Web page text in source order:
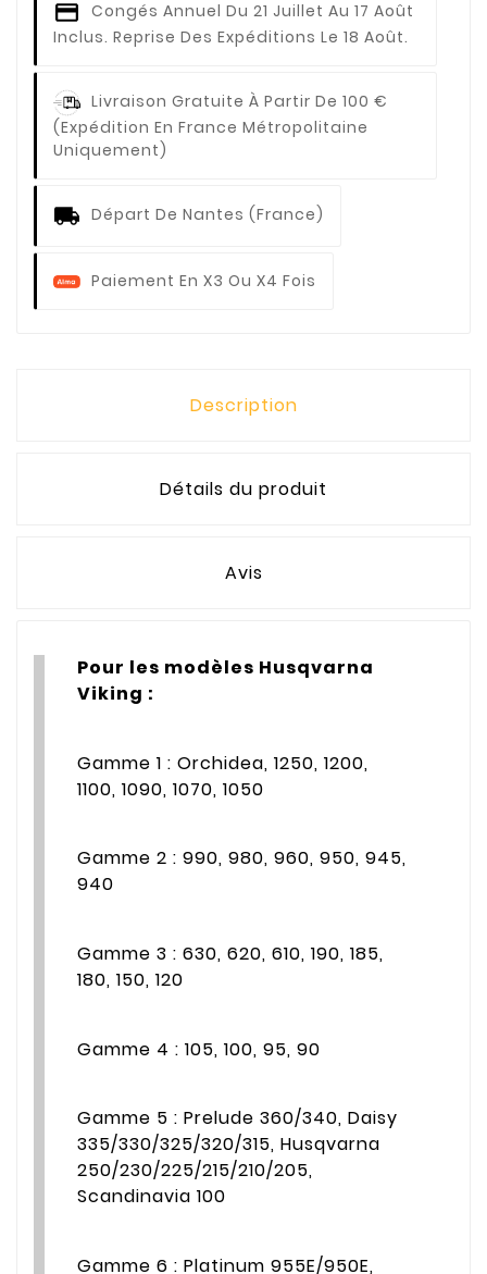
Congés Annuel Du 21 Juillet Au 17 Août
Inclus. Reprise Des Expéditions Le 18 Août.
Livraison Gratuite À Partir De 100 €
(expédition En France Métropolitaine
Uniquement)
Départ De Nantes (France)
Paiement En X3 Ou X4 Fois
Description
Détails du produit
Avis
Pour les modèles Husqvarna
Viking :
Gamme 1 : Orchidea, 1250, 1200,
1100, 1090, 1070, 1050
Gamme 2 : 990, 980, 960, 950, 945,
940
Gamme 3 : 630, 620, 610, 190, 185,
180, 150, 120
Gamme 4 : 105, 100, 95, 90
Gamme 5 : Prelude 360/340, Daisy
335/330/325/320/315, Husqvarna
250/230/225/215/210/205,
Scandinavia 100
Gamme 6 : Platinum 955E/950E,